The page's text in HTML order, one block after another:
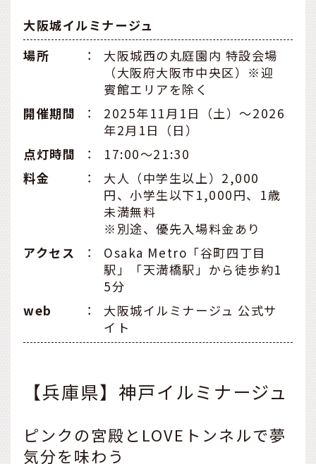
大阪城イルミナージュ
場所
：
大阪城西の丸庭園内 特設会場
（大阪府大阪市中央区）※迎
賓館エリアを除く
開催期間
：
2025年11月1日（土）～2026
年2月1日（日）
点灯時間
：
17:00～21:30
料金
：
大人（中学生以上）2,000
円、小学生以下1,000円、1歳
未満無料
※別途、優先入場料金あり
アクセス
：
Osaka Metro「谷町四丁目
駅」「天満橋駅」から徒歩約1
5分
web
：
大阪城イルミナージュ 公式サ
イト
【兵庫県】神戸イルミナージュ
ピンクの宮殿とLOVEトンネルで夢
気分を味わう